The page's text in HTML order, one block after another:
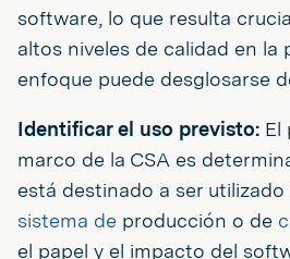
software, lo que resulta
altos niveles de calidad en la
enfoque puede desglosarse
Identificar el uso previsto: El
marco de la CSA es
está destinado a ser
sistema de producción o de
el papel y el impacto del